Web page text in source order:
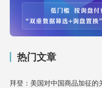
热门文章
拜登：美国对中国商品加征的